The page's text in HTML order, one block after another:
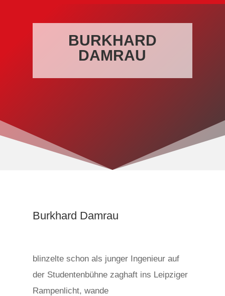
BURKHARD
DAMRAU
Burkhard Damrau
blinzelte schon als junger Ingenieur auf
der Studentenbühne zaghaft ins Leipziger
Rampenlicht, wande